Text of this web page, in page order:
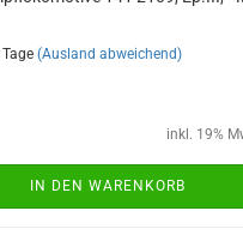
(Ausland abweichend)
inkl. 19%
IN DEN WARENKORB